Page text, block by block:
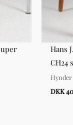
Hans
CH24
Hynder
DKK